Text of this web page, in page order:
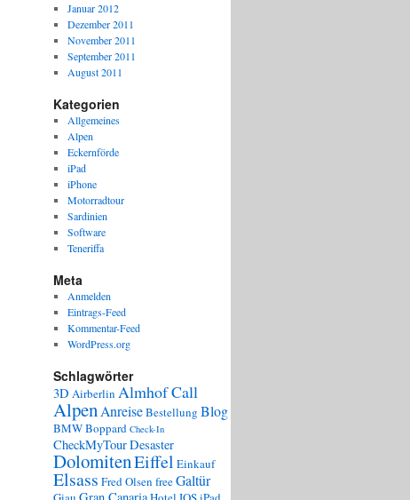
Januar 2012
Dezember 2011
November 2011
September 2011
August 2011
Kategorien
Allgemeines
Alpen
Eckernförde
iPad
iPhone
Motorradtour
Sardinien
Software
Teneriffa
Meta
Anmelden
Eintrags-Feed
Kommentar-Feed
WordPress.org
Schlagwörter
3D Airberlin Almhof Call
AlpenAnreiseBestellung Blog
BMWBoppard Check-In
CheckMyTourDesaster
DolomitenEiffel Einkauf
Elsass Fred Olsen freeGaltür